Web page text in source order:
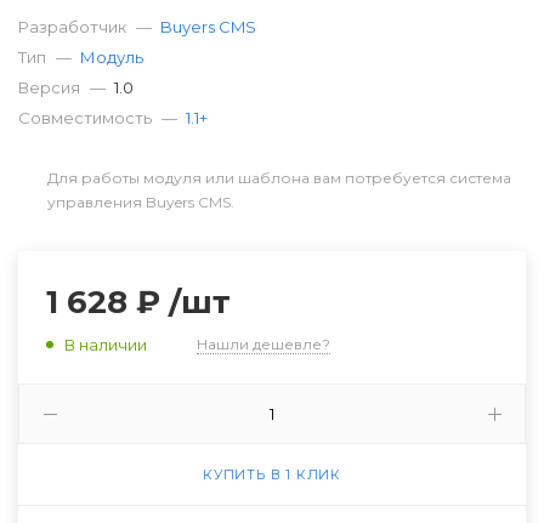
Разработчик — Buyers CMS
Тип — Модуль
Версия — 1.0
Совместимость — 1.1+
Для работы модуля или шаблона вам потребуется система
управления Buyers CMS.
1 628 ₽ /шт
В наличии Нашли дешевле?
КУПИТЬ В 1 КЛИК